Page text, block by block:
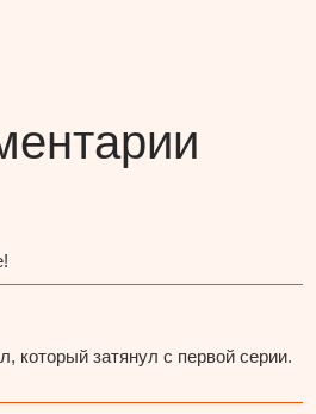
который затянул с первой серии.